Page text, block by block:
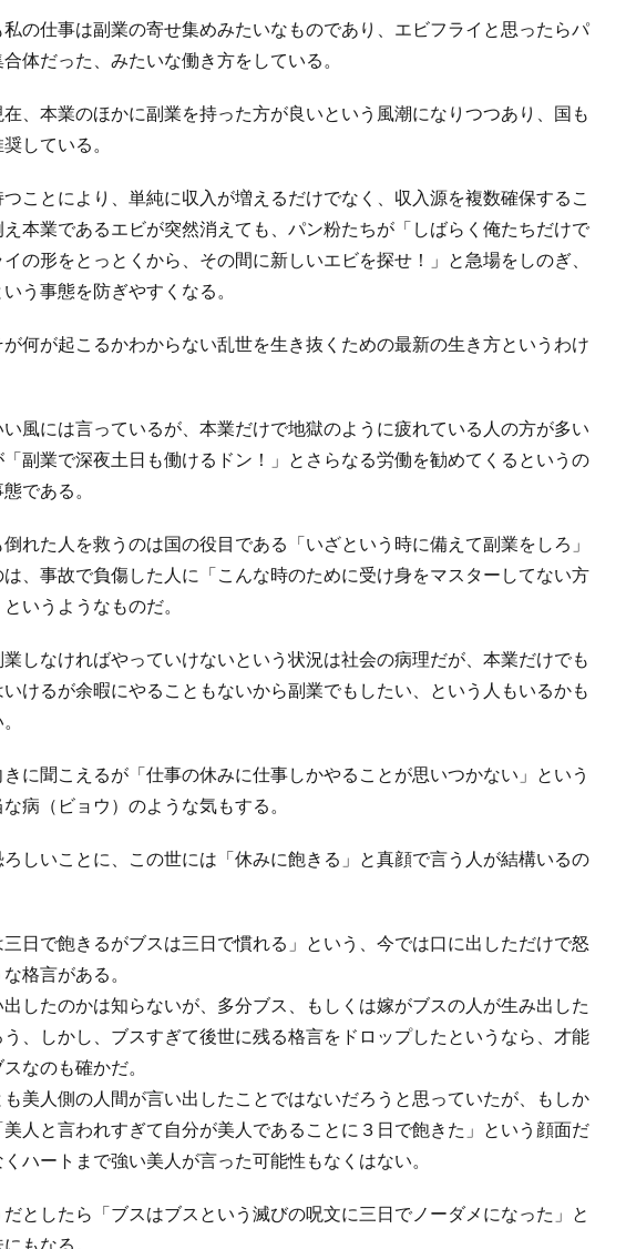
私の仕事は副業の寄せ集めみたいなものであり、エビフライと思ったらパ
合体だった、みたいな働き方をしている。
在、本業のほかに副業を持った方が良いという風潮になりつつあり、国も
している。
ことにより、単純に収入が増えるだけでなく、収入源を複数確保するこ
え本業であるエビが突然消えても、パン粉たちが「しばらく俺たちだけで
の形をとっとくから、その間に新しいエビを探せ！」と急場をしのぎ、
う事態を防ぎやすくなる。
が何が起こるかわからない乱世を生き抜くための最新の生き方というわけ
い風には言っているが、本業だけで地獄のように疲れている人の方が多い
「副業で深夜土日も働けるドン！」とさらなる労働を勧めてくるというの
である。
れた人を救うのは国の役目である「いざという時に備えて副業をしろ」
は、事故で負傷した人に「こんな時のために受け身をマスターしてない方
いうようなものだ。
業しなければやっていけないという状況は社会の病理だが、本業だけでも
けるが余暇にやることもないから副業でもしたい、という人もいるかも
に聞こえるが「仕事の休みに仕事しかやることが思いつかない」という
病（ビョウ）のような気もする。
ろしいことに、この世には「休みに飽きる」と真顔で言う人が結構いるの
三日で飽きるがブスは三日で慣れる」という、今では口に出しただけで怒
格言がある。
したのかは知らないが、多分ブス、もしくは嫁がブスの人が生み出した
う、しかし、ブスすぎて後世に残る格言をドロップしたというなら、才能
なのも確かだ。
も美人側の人間が言い出したことではないだろうと思っていたが、もしか
美人と言われすぎて自分が美人であることに３日で飽きた」という顔面だ
ハートまで強い美人が言った可能性もなくはない。
だとしたら「ブスはブスという滅びの呪文に三日でノーダメになった」と
もなる。